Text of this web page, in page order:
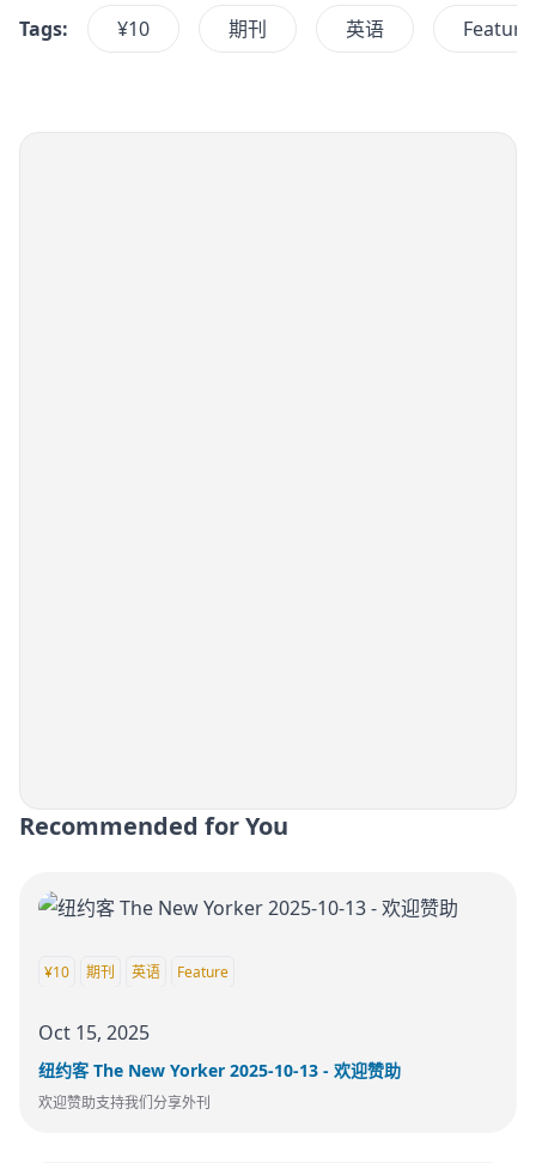
Tags:
¥10 期刊 英语 Feature
Recommended for You
¥10 期刊 英语 Feature
Oct 15, 2025
纽约客 The New Yorker 2025-10-13 - 欢迎赞助
欢迎赞助支持我们分享外刊